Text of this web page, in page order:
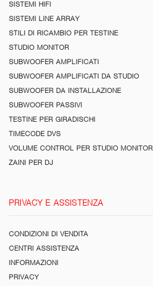
SISTEMI HIFI
SISTEMI LINE ARRAY
STILI DI RICAMBIO PER TESTINE
STUDIO MONITOR
SUBWOOFER AMPLIFICATI
SUBWOOFER AMPLIFICATI DA STUDIO
SUBWOOFER DA INSTALLAZIONE
SUBWOOFER PASSIVI
TESTINE PER GIRADISCHI
TIMECODE DVS
VOLUME CONTROL PER STUDIO MONITOR
ZAINI PER DJ
PRIVACY E ASSISTENZA
CONDIZIONI DI VENDITA
CENTRI ASSISTENZA
INFORMAZIONI
PRIVACY